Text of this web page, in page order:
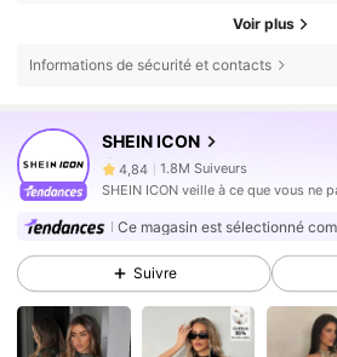
Voir plus
Informations de sécurité et contacts
SHEIN ICON
4,84 1.8M Suiveurs
4,84 1.8M Suiveurs
1.8M Suiveurs
Ce magasin est sélectionné
Suivre